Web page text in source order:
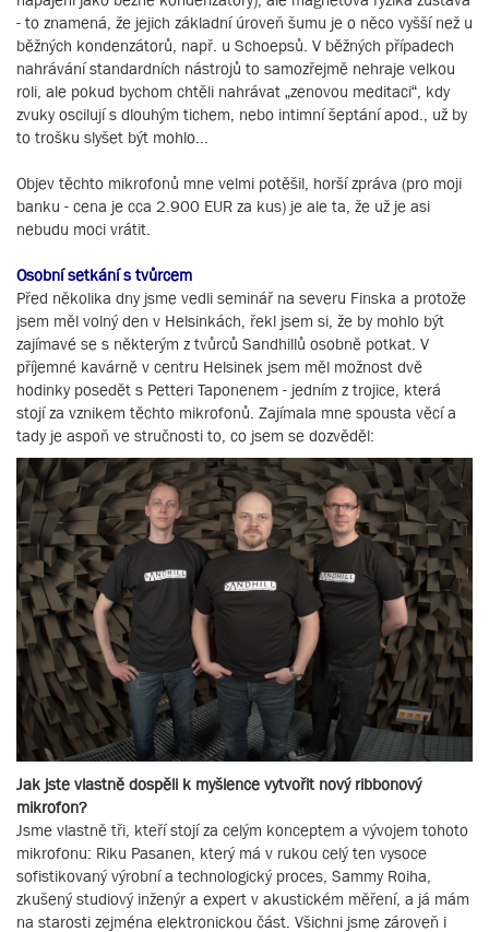
- to znamená, že jejich základní úroveň šumu je o něco vyšší než u
běžných kondenzátorů, např. u Schoepsů. V běžných případech
nahrávání standardních nástrojů to samozřejmě nehraje velkou
roli, ale pokud bychom chtěli nahrávat „zenovou meditaci“, kdy
zvuky oscilují s dlouhým tichem, nebo intimní šeptání apod., už by
to trošku slyšet být mohlo...
Objev těchto mikrofonů mne velmi potěšil, horší zpráva (pro moji
banku - cena je cca 2.900 EUR za kus) je ale ta, že už je asi
nebudu moci vrátit.
Osobní setkání s tvůrcem
Před několika dny jsme vedli seminář na severu Finska a protože
jsem měl volný den v Helsinkách, řekl jsem si, že by mohlo být
zajímavé se s některým z tvůrců Sandhillů osobně potkat. V
příjemné kavárně v centru Helsinek jsem měl možnost dvě
hodinky posedět s Petteri Taponenem - jedním z trojice, která
stojí za vznikem těchto mikrofonů. Zajímala mne spousta věcí a
tady je aspoň ve stručnosti to, co jsem se dozvěděl:
Jak jste vlastně dospěli k myšlence vytvořit nový ribbonový
mikrofon?
Jsme vlastně tři, kteří stojí za celým konceptem a vývojem tohoto
mikrofonu: Riku Pasanen, který má v rukou celý ten vysoce
sofistikovaný výrobní a technologický proces, Sammy Roiha,
zkušený studiový inženýr a expert v akustickém měření, a já mám
na starosti zejména elektronickou část. Všichni jsme zároveň i